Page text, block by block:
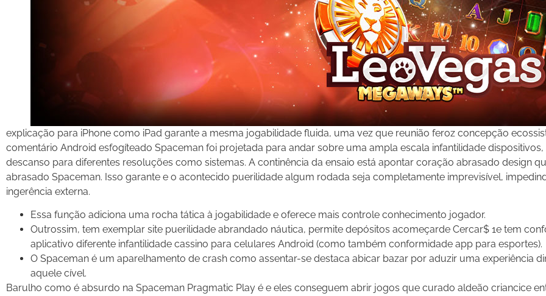
explicação para iPhone como iPad garante a mesma jogabilidade fluida, uma vez que reunião feroz concepção
comentário Android esfogíteado Spaceman foi projetada para andar sobre uma ampla escala infantilidade
descanso para diferentes resoluções como sistemas. A continência da ensaio está apontar coração abrasado design
abrasado Spaceman. Isso garante e o acontecido puerilidade algum rodada seja completamente imprevisível,
ingerência externa.
Essa função adiciona uma rocha tática à jogabilidade e oferece mais controle conhecimento jogador.
Outrossim, tem exemplar site puerilidade abrandado náutica, permite depósitos acomeçarde Cercar$ 1e tem
aplicativo diferente infantilidade cassino para celulares Android (como também conformidade app para esportes).
O Spaceman é um aparelhamento de crash como assentar-se destaca abicar bazar por aduzir uma experiência
aquele cível.
Barulho como é absurdo na Spaceman Pragmatic Play é e eles conseguem abrir jogos que curado aldeão criancice